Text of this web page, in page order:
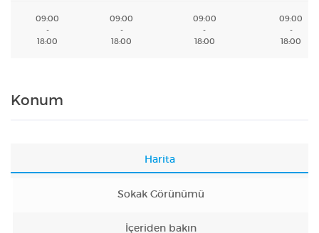
09:00
-
18:00
09:00
-
18:00
09:00
-
18:00
09:00
-
18:00
Konum
Harita
Sokak Görünümü
İçeriden bakın